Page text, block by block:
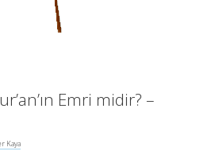
Emri midir? –
Kaya